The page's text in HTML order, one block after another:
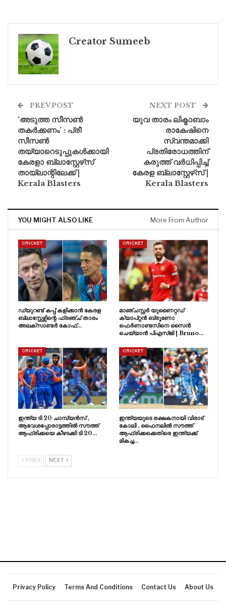
Creator Sumeeb
PREV POST
‘അടുത്ത സീസൺ
തകർക്കണം’ : പ്രീ
സീസൺ
തയ്യാറെടുപ്പുകൾക്കായി
കേരളാ ബ്ലാസ്റ്റേഴ്‌സ്
തായ്‌ലാന്റിലേക്ക് |
Kerala Blasters
NEXT POST
യുവ താരം ലിക്മാബാം
രാകേഷിനെ
സ്വന്തമാക്കി
പ്രതിരോധത്തിന്
കരുത്ത് വർധിപ്പിച്ച്
കേരള ബ്ലാസ്റ്റേഴ്‌സ് |
Kerala Blasters
YOU MIGHT ALSO LIKE More From Author
CRICKET
ഡ്യുറണ്ട് കപ്പ് കളിക്കാൻ കേരള
ബ്ലാസ്റ്റേഴ്സിന്റെ ഫ്രഞ്ച് താരം
അലക്സാണ്ടർ കോഫ്…
CRICKET
മാഞ്ചസ്റ്റർ യുണൈറ്റഡ്
ക്യാപ്റ്റൻ ബ്രൂണോ
ഫെർണാണ്ടസിനെ സൈൻ
ചെയ്യാൻ പിഎസ്ജി | Bruno…
CRICKET
ഇന്ത്യ ടി 20 ചാമ്പ്യൻസ് ,
ആവേശപ്പോരാട്ടത്തിൽ സൗത്ത്
ആഫ്രിക്കയെ കീഴടക്കി ടി 20…
CRICKET
ഇന്ത്യയുടെ രക്ഷകനായി വിരാട്
കോലി , ഫൈനലിൽ സൗത്ത്
ആഫ്രിക്കക്കെതിരെ ഇന്ത്യക്ക്
മികച്ച…
PREV NEXT
Privacy Policy Terms And Conditions Contact Us About Us